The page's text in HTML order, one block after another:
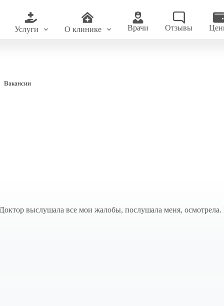
Услуги О клинике Врачи Отзывы
Вакансии
выслушала все мои жалобы, послушала меня,